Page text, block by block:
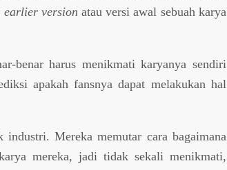
earlier version atau versi awal sebuah karya
benar harus menikmati karyanya sendiri
apakah fansnya dapat melakukan hal
Mereka memutar cara bagaimana
mereka, jadi tidak sekali menikmati,